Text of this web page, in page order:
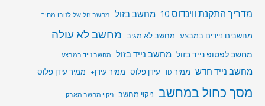
מדריך התקנת ווינדוס 10 מחשב בזול מחשב זול של לנובו מחיר
מחשבים ניידים במבצע מחשב לא מגיב מחשב לא עולה
מחשב לפטופ נייד בזול מחשב נייד בזול מחשב נייד במבצע
מחשב נייד חדש ממיר HD עידן פלוס ממיר עידן+ ממיר עידן פלוס
מסך כחול במחשב ניקוי מחשב ניקוי מחשב מאבק